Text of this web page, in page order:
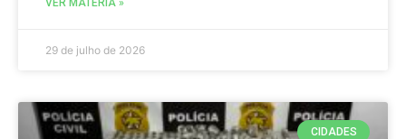
29 de julho de 2026
CIDADES